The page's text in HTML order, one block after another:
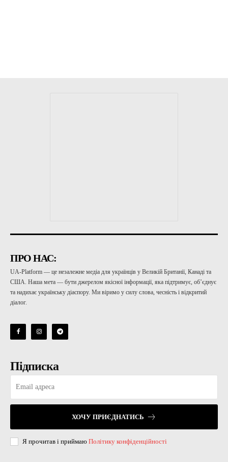
ПРО НАС:
UA-Platform — це незалежне медіа для українців у Великій Британії, Канаді та
США. Наша мета — бути джерелом якісної інформації, яка підтримує, об’єднує
та надихає українську діаспору. Ми віримо у силу слова, чесність і відкритий
діалог.
Підписка
ХОЧУ ПРИЄДНАТИСЬ
Я прочитав і приймаю Політику конфіденційності